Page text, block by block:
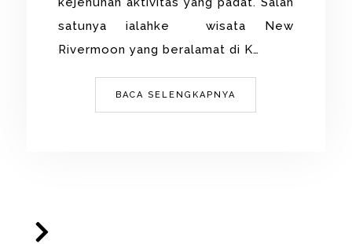
satunya ialahke wisata New
Rivermoon yang beralamat di K…
BACA SELENGKAPNYA